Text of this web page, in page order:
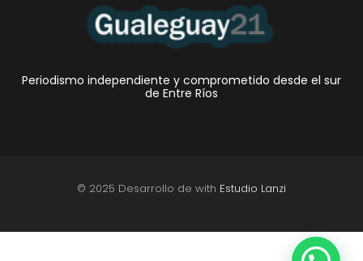
Periodismo independiente y comprometido desde el sur
de Entre Ríos
© 2025 Desarrollo de with Estudio Lanzi